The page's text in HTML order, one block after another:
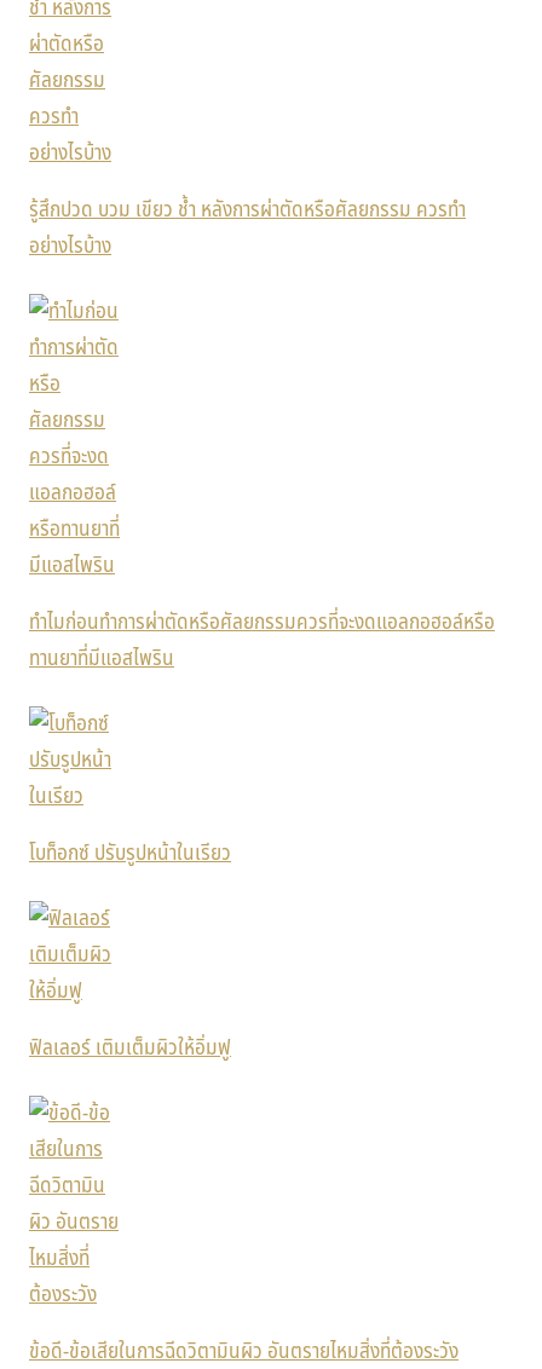
รู้สึกปวด บวม เขียว ช้ำ หลังการผ่าตัดหรือศัลยกรรม ควรทำ
อย่างไรบ้าง
ทำไมก่อนทำการผ่าตัดหรือศัลยกรรมควรที่จะงดแอลกอฮอล์หรือ
ทานยาที่มีแอสไพริน
โบท็อกซ์ ปรับรูปหน้าในเรียว
ฟิลเลอร์ เติมเต็มผิวให้อิ่มฟู
ข้อดี-ข้อเสียในการฉีดวิตามินผิว อันตรายไหมสิ่งที่ต้องระวัง